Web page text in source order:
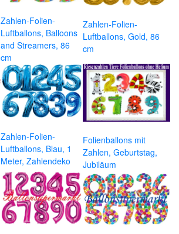
Zahlen-Folien-
Luftballons, Balloons
and Streamers, 86
cm
Zahlen-Folien-
Luftballons, Gold, 86
cm
Zahlen-Folien-
Luftballons, Blau, 1
Meter, Zahlendeko
Folienballons mit
Zahlen, Geburtstag,
Jubiläum